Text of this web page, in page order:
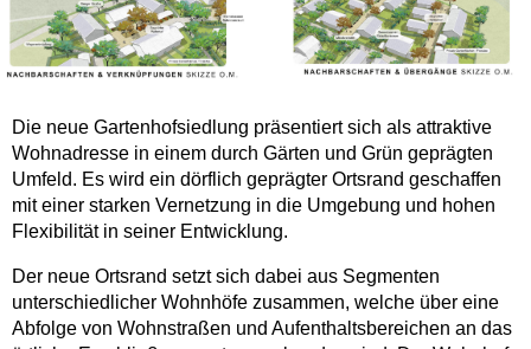
Die neue Gartenhofsiedlung präsentiert sich als attraktive
Wohnadresse in einem durch Gärten und Grün geprägten
Umfeld. Es wird ein dörflich geprägter Ortsrand geschaffen
mit einer starken Vernetzung in die Umgebung und hohen
Flexibilität in seiner Entwicklung.
Der neue Ortsrand setzt sich dabei aus Segmenten
unterschiedlicher Wohnhöfe zusammen, welche über eine
Abfolge von Wohnstraßen und Aufenthaltsbereichen an das